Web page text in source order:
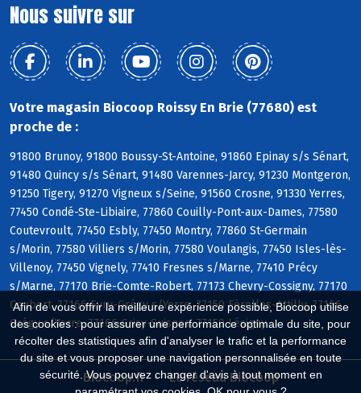
Afin de vous offrir la meilleure expérience possible, Biocoop utilise
des cookies : pour assurer une performance optimale du site, pour
récolter des statistiques afin d'analyser le trafic et la performance
du site et vous proposer une navigation personnalisée en toute
sécurité. Vous pouvez changer d'avis à tout moment en
Nous suivre sur
Votre magasin Biocoop Roissy En Brie (77680) est
proche de :
91800 Brunoy, 91800 Boussy-St-Antoine, 91860 Epinay s/s Sénart,
91480 Quincy s/s Sénart, 91480 Varennes-Jarcy, 91230 Montgeron,
91250 Tigery, 91270 Vigneux s/Seine, 91560 Crosne, 91330 Yerres,
77450 Condé-Ste-Libiaire, 77860 Couilly-Pont-aux-Dames, 77580
Coutevroult, 77450 Esbly, 77450 Montry, 77860 St-Germain
s/Morin, 77580 Villiers s/Morin, 77580 Voulangis, 77450 Isles-lès-
Villenoy, 77450 Vignely, 77410 Fresnes s/Marne, 77410 Précy
s/Marne, 77170 Brie-Comte-Robert, 77173 Chevry-Cossigny, 77170
Coubert, 77166 Evry-Grégy s/Yerre, 77150 Férolles-Attilly, 77166
Grégy s/Yerre, 77166 Grisy-Suisnes, 77150 Lésigny
Biocoop.fr
Le réseau Biocoop